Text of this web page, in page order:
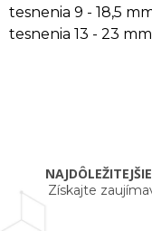
tesnenia 9 - 18,5
tesnenia 13 - 23
Získajte